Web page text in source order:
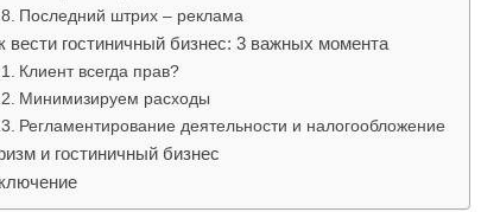
Последний штрих – реклама
вести гостиничный бизнес: 3 важных момента
Клиент всегда прав?
Минимизируем расходы
Регламентирование деятельности и налогообложение
и гостиничный бизнес